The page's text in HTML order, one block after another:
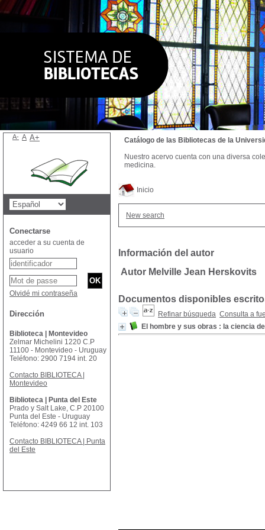
Inicio
New search
Información del autor
Autor Melville Jean Herskovits
Documentos disponibles
Refinar búsqueda Consulta a
El hombre y sus obras : la ciencia
Catálogo de las Bibliotecas de la
Nuestro acervo cuenta con una diversa
medicina.
A- A A+
Conectarse
acceder a su cuenta de
usuario
Olvidé mi contraseña
Dirección
Biblioteca | Montevideo
Zelmar Michelini 1220 C.P
11100 - Montevideo - Uruguay
Teléfono: 2900 7194 int. 20
Contacto BIBLIOTECA |
Montevideo
Biblioteca | Punta del Este
Prado y Salt Lake, C.P 20100
Punta del Este - Uruguay
Teléfono: 4249 66 12 int. 103
Contacto BIBLIOTECA | Punta
del Este